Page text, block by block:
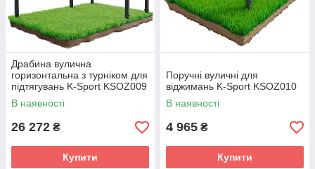
Драбина вулична
горизонтальна з турніком для
підтягувань K-Sport KSOZ009
В наявності
26 272 ₴
Купити
Поручні вуличні для
віджимань K-Sport KSOZ010
В наявності
4 965 ₴
Купити